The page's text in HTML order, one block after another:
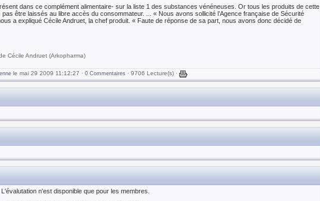
dans ce complément alimentaire- sur la liste 1 des substances vénéneuses. Or tous les produits de cette
être laissés au libre accès du consommateur. ... « Nous avons sollicité l’Agence française de Sécurité
a expliqué Cécile Andruet, la chef produit. « Faute de réponse de sa part, nous avons donc décidé de
Cécile Andruet (Arkopharma)
le mai 29 2009 11:12:27 · 0 Commentaires · 9706 Lecture(s) ·
L'évalutation n'est disponible que pour les membres.